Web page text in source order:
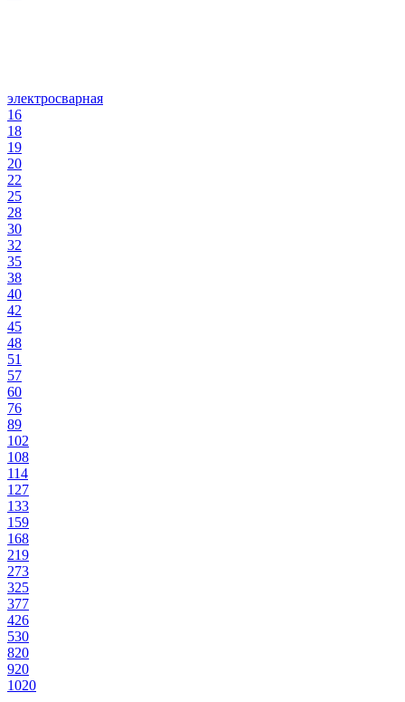
электросварная
16
18
19
20
22
25
28
30
32
35
38
40
42
45
48
51
57
60
76
89
102
108
114
127
133
159
168
219
273
325
377
426
530
820
920
1020